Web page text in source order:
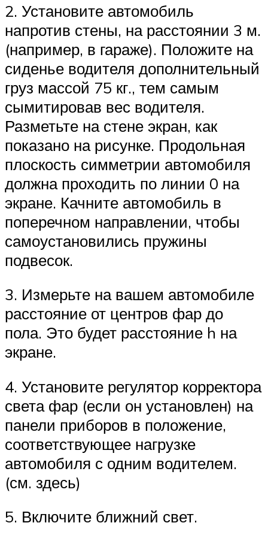
2. Установите автомобиль
напротив стены, на расстоянии 3 м.
(например, в гараже). Положите на
сиденье водителя дополнительный
груз массой 75 кг., тем самым
сымитировав вес водителя.
Разметьте на стене экран, как
показано на рисунке. Продольная
плоскость симметрии автомобиля
должна проходить по линии 0 на
экране. Качните автомобиль в
поперечном направлении, чтобы
самоустановились пружины
подвесок.
3. Измерьте на вашем автомобиле
расстояние от центров фар до
пола. Это будет расстояние h на
экране.
4. Установите регулятор корректора
света фар (если он установлен) на
панели приборов в положение,
соответствующее нагрузке
автомобиля с одним водителем.
(см. здесь)
5. Включите ближний свет.